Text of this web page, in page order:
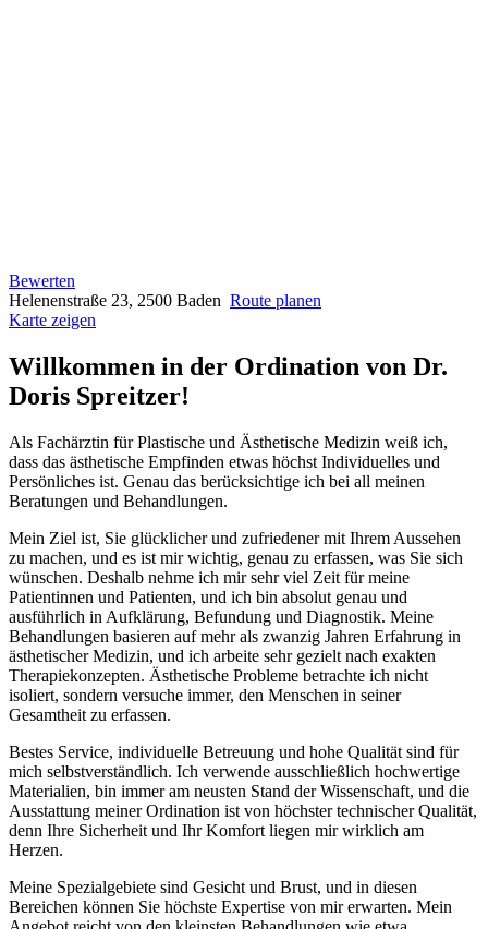
Bewerten
Helenenstraße 23, 2500 Baden Route planen
Karte zeigen
Willkommen in der Ordination von Dr.
Doris Spreitzer!
Als Fachärztin für Plastische und Ästhetische Medizin weiß ich,
dass das ästhetische Empfinden etwas höchst Individuelles und
Persönliches ist. Genau das berücksichtige ich bei all meinen
Beratungen und Behandlungen.
Mein Ziel ist, Sie glücklicher und zufriedener mit Ihrem Aussehen
zu machen, und es ist mir wichtig, genau zu erfassen, was Sie sich
wünschen. Deshalb nehme ich mir sehr viel Zeit für meine
Patientinnen und Patienten, und ich bin absolut genau und
ausführlich in Aufklärung, Befundung und Diagnostik. Meine
Behandlungen basieren auf mehr als zwanzig Jahren Erfahrung in
ästhetischer Medizin, und ich arbeite sehr gezielt nach exakten
Therapiekonzepten. Ästhetische Probleme betrachte ich nicht
isoliert, sondern versuche immer, den Menschen in seiner
Gesamtheit zu erfassen.
Bestes Service, individuelle Betreuung und hohe Qualität sind für
mich selbstverständlich. Ich verwende ausschließlich hochwertige
Materialien, bin immer am neusten Stand der Wissenschaft, und die
Ausstattung meiner Ordination ist von höchster technischer Qualität,
denn Ihre Sicherheit und Ihr Komfort liegen mir wirklich am
Herzen.
Meine Spezialgebiete sind Gesicht und Brust, und in diesen
Bereichen können Sie höchste Expertise von mir erwarten. Mein